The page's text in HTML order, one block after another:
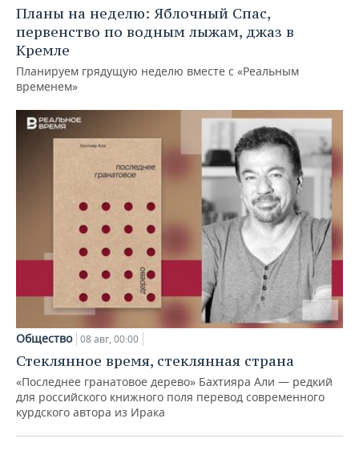
Планы на неделю: Яблочный Спас,
первенство по водным лыжам, джаз в
Кремле
Планируем грядущую неделю вместе с «Реальным
временем»
Общество 08 авг, 00:00
Стеклянное время, стеклянная страна
«Последнее гранатовое дерево» Бахтияра Али — редкий
для российского книжного поля перевод современного
курдского автора из Ирака